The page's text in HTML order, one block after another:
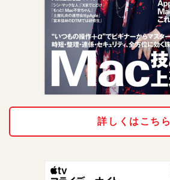
詳しくはこちら